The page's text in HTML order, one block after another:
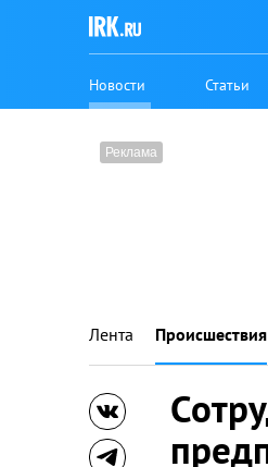
Новости Статьи
Лента Происшествия